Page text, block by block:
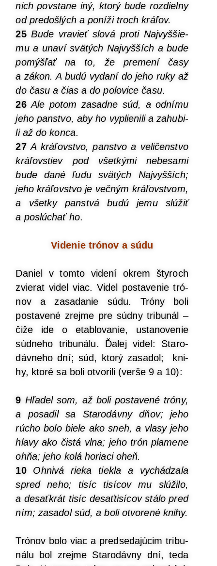
nich povs­ta­ne iný, kto­rý bude roz­diel­ny
od pre­doš­lých a poní­ži troch kráľov.
25 Bude vra­vieť slo­vá pro­ti Naj­vyš­šie­
mu a una­ví svä­tých Naj­vyš­ších a bude
pomýš­ľať na to, že pre­me­ní časy
a zákon. A budú vyda­ní do jeho ruky až
do času a čias a do polo­vi­ce času.
26 Ale potom zasad­ne súd, a odní­mu
jeho pan­stvo, aby ho vyplie­ni­li a zahu­bi­
li až do kon­ca.
27 A krá­ľov­stvo, pan­stvo a veli­čen­stvo
krá­ľovs­tiev pod všet­ký­mi nebe­sa­mi
bude dané ľudu svä­tých Naj­vyš­ších;
jeho krá­ľov­stvo je več­ným krá­ľov­stvom,
a všet­ky pan­stvá budú jemu slú­žiť
a poslú­chať ho.
Vide­nie tró­nov a súdu
Daniel v tom­to vide­ní okrem šty­roch
zvie­rat videl viac. Videl posta­ve­nie tró­
nov a zasa­da­nie súdu. Tró­ny boli
posta­ve­né zrej­me pre súd­ny tri­bu­nál –
čiže ide o etab­lo­va­nie, usta­no­ve­nie
súd­ne­ho tri­bu­ná­lu. Ďalej videl: Sta­ro­
dáv­ne­ho dní; súd, kto­rý zasa­dol; kni­
hy, kto­ré sa boli otvo­ri­li (ver­še 9 a 10):
9 Hľa­del som, až boli posta­ve­né tró­ny,
a posa­dil sa Sta­ro­dáv­ny dňov; jeho
rúcho bolo bie­le ako sneh, a vla­sy jeho
hla­vy ako čis­tá vlna; jeho trón pla­me­ne
ohňa; jeho kolá horia­ci oheň.
10
Ohni­vá rie­ka tiek­la a vychá­dza­la
spred neho; tisíc tisí­cov mu slú­ži­lo,
a desať­krát tisíc desať­ti­sí­cov stá­lo pred
ním; zasa­dol súd, a boli otvo­re­né knihy.
Tró­nov bolo viac a pred­se­da­jú­cim tri­bu­
ná­lu bol zrej­me Sta­ro­dáv­ny dní, teda